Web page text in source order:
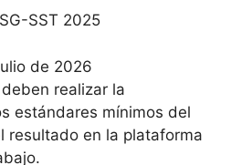
SST 2025
de 2026
realizar la
estándares mínimos del
resultado en la plataforma